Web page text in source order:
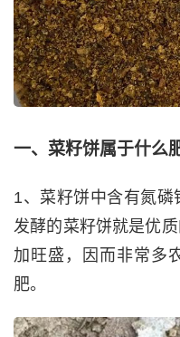
一、菜籽饼属于什么
1、菜籽饼中含有氮
发酵的菜籽饼就是优
加旺盛，因而非常多
肥。